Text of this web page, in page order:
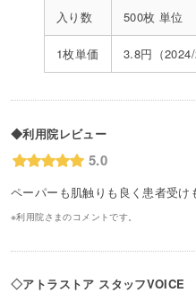
入り数 500枚 単位
1枚単価 3.8円（
◆利用院レビュー
5.0
ペーパーも肌触りも良く患者受け
※利用院さまのコメントです。
◇アトラストア スタッフVOICE